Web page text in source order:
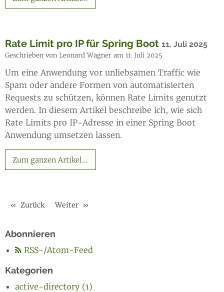
Rate Limit pro IP für Spring Boot 11. Juli 2025
Geschrieben von Leonard Wagner am 11. Juli 2025
Um eine Anwendung vor unliebsamen Traffic wie
Spam oder andere Formen von automatisierten
Requests zu schützen, können Rate Limits genutzt
werden. In diesem Artikel beschreibe ich, wie sich
Rate Limits pro IP-Adresse in einer Spring Boot
Anwendung umsetzen lassen.
Zum ganzen Artikel...
Zurück Weiter
Abonnieren
RSS-/Atom-Feed
Kategorien
active-directory (1)